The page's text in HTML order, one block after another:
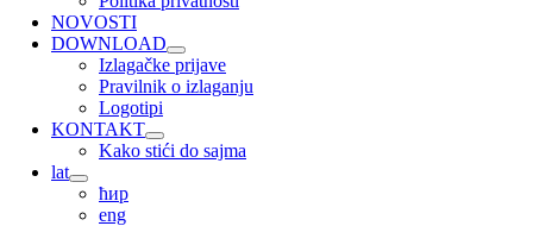
NOVOSTI
DOWNLOAD
Izlagačke prijave
Pravilnik o izlaganju
Logotipi
KONTAKT
Kako stići do sajma
lat
ћир
eng